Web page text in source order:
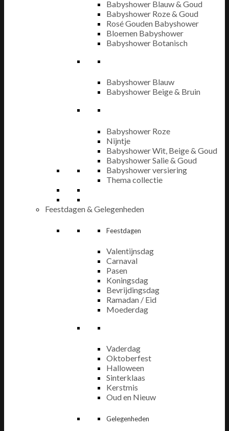
Babyshower Blauw & Goud
Babyshower Roze & Goud
Rosé Gouden Babyshower
Bloemen Babyshower
Babyshower Botanisch
Babyshower Blauw
Babyshower Beige & Bruin
Babyshower Roze
Nijntje
Babyshower Wit, Beige & Goud
Babyshower Salie & Goud
Babyshower versiering
Thema collectie
Feestdagen & Gelegenheden
Feestdagen
Valentijnsdag
Carnaval
Pasen
Koningsdag
Bevrijdingsdag
Ramadan / Eid
Moederdag
Vaderdag
Oktoberfest
Halloween
Sinterklaas
Kerstmis
Oud en Nieuw
Gelegenheden